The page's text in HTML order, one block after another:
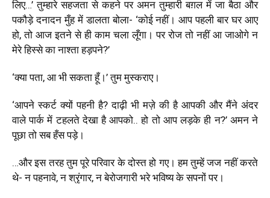
लिए…’तुम्हारे सहजता से कहने पर अमन तुम्हारी बग़ल में जा बैठा और
पकौड़े दनादन मुँह में डालता बोला- ‘कोई नहीं। आप पहली बार घर आए
हो, तो आज इतने से ही काम चला लूँगा। पर रोज तो नहीं आ जाओगे न
मेरे हिस्से का नाश्ता हड़पने?’
‘क्या पता, आ भी सकता हूँ।’तुम मुस्कराए।
‘आपने स्कर्ट क्यों पहनी है? दाढ़ी भी मज़े की है आपकी और मैंने अंदर
वाले पार्क में टहलते देखा है आपको.. हो तो आप लड़के ही न?’ अमन ने
पूछा तो सब हँस पड़े।
…और इस तरह तुम पूरे परिवार के दोस्त हो गए। हम तुम्हें जज नहीं करते
थे- न पहनावे, न श्रृंगार, न बेरोजगारी भरे भविष्य के सपनों पर।